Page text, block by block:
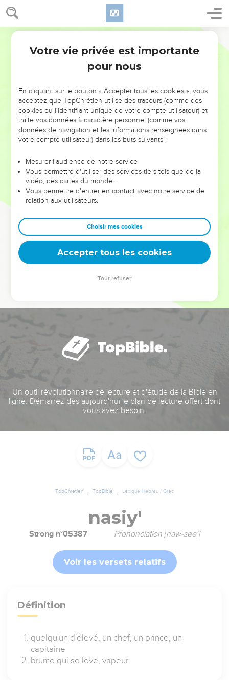
NE MANQUEZ PAS L’ÉVÉNEMENT
DE L’ANNÉE !
ET SI LEURS ERREURS POUVAIENT VOUS ÉVITER LES
VOTRES ?
leur foi ou leur vision. Mais on voit moins les doutes, les erreurs
et les saisons difficiles qu'ils ont traversés, alors même que ce
sont elles qui les ont façonnés.
Dans cette conférence, leaders, entrepreneurs, et responsables
clés pour avancer avec plus de sagesse afin que leurs erreurs
deviennent vos tremplins. Que vous guidiez un ministère, une
équipe, un groupe ou une famille, leur expérience est faite
Un outil révolutionnaire de lecture et d'étude de la Bible en
ligne. Démarrez dès aujourd'hui le plan de lecture offert dont
vous avez besoin.
TopChrétien TopBible Lexique Hébreu / Grec
nasiy'
Strong n°05387 Prononciation [naw-see']
Voir les versets relatifs
Définition
quelqu'un d'élevé, un chef, un prince, un
capitaine
brume qui se lève, vapeur
Votre vie privée est importante
pour nous
En cliquant sur le bouton « Accepter tous les cookies », vous
acceptez que TopChrétien utilise des traceurs (comme des
cookies ou l'identifiant unique de votre compte utilisateur) et
traite vos données à caractère personnel (comme vos
données de navigation et les informations renseignées dans
votre compte utilisateur) dans les buts suivants :
Mesurer l'audience de notre service
Vous permettre d'utiliser des services tiers tels que de la
vidéo, des cartes du monde…
Vous permettre d'entrer en contact avec notre service de
relation aux utilisateurs.
Choisir mes cookies
Accepter tous les cookies
Tout refuser